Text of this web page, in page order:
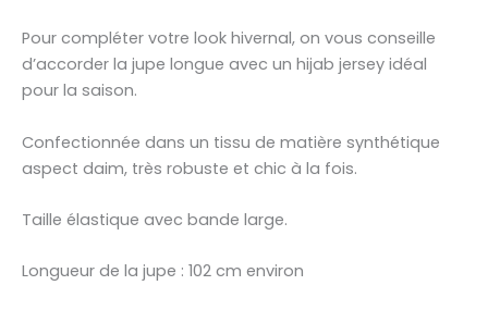
Pour compléter votre look hivernal, on vous conseille
d’accorder la jupe longue avec un hijab jersey idéal
pour la saison.
Confectionnée dans un tissu de matière synthétique
aspect daim, très robuste et chic à la fois.
Taille élastique avec bande large.
Longueur de la jupe : 102 cm environ